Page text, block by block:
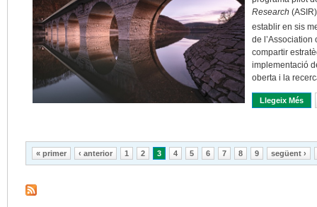
Research
establir en sis
de
compartir
implementació
oberta i la
Llegeix Més
Pàgines
« primer ‹ anterior 1 2 3 4 5 6 7 8 9 següent ›